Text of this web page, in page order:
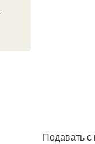
Подавать с